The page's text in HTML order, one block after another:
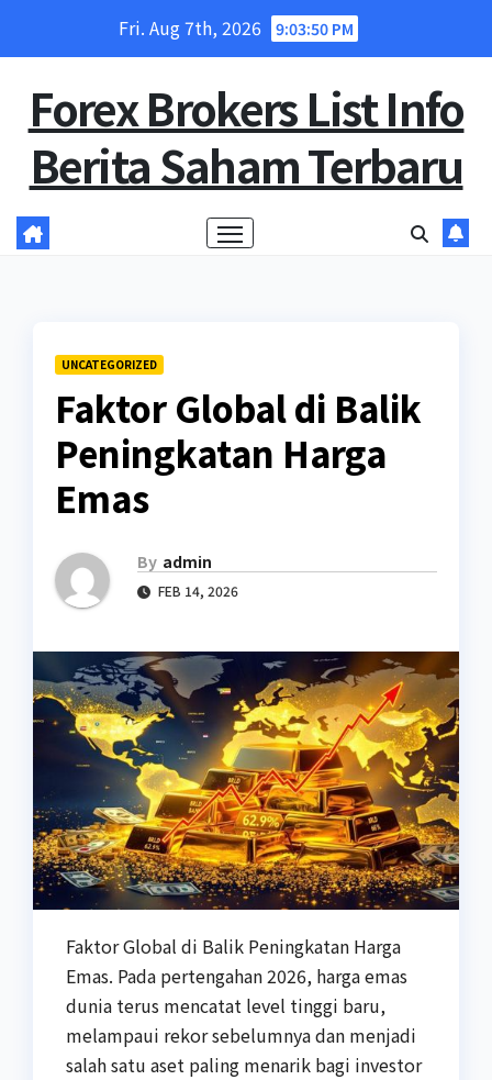
Fri. Aug 7th, 2026 9:03:50 PM
Forex Brokers List Info
Berita Saham Terbaru
UNCATEGORIZED
Faktor Global di Balik
Peningkatan Harga
Emas
By admin
FEB 14, 2026
Faktor Global di Balik Peningkatan Harga
Emas. Pada pertengahan 2026, harga emas
dunia terus mencatat level tinggi baru,
melampaui rekor sebelumnya dan menjadi
salah satu aset paling menarik bagi investor